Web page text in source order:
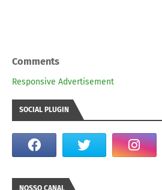
Comments
Responsive Advertisement
SOCIAL PLUGIN